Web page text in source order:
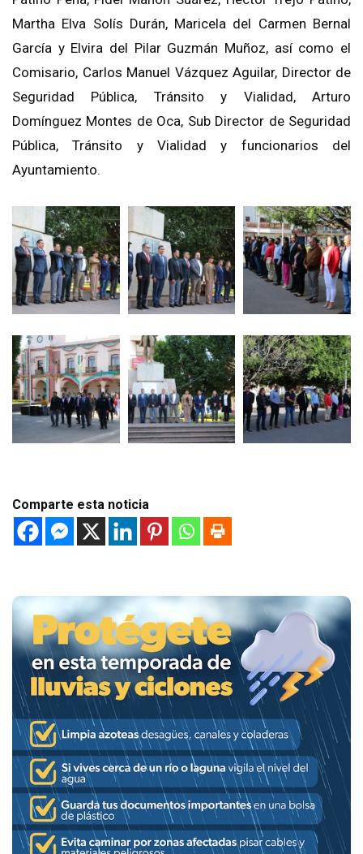
Martha Elva Solís Durán, Maricela del Carmen Bernal
García y Elvira del Pilar Guzmán Muñoz, así como el
Comisario, Carlos Manuel Vázquez Aguilar, Director de
Seguridad Pública, Tránsito y Vialidad, Arturo
Domínguez Montes de Oca, Sub Director de Seguridad
Pública, Tránsito y Vialidad y funcionarios del
Ayuntamiento.
Comparte esta noticia